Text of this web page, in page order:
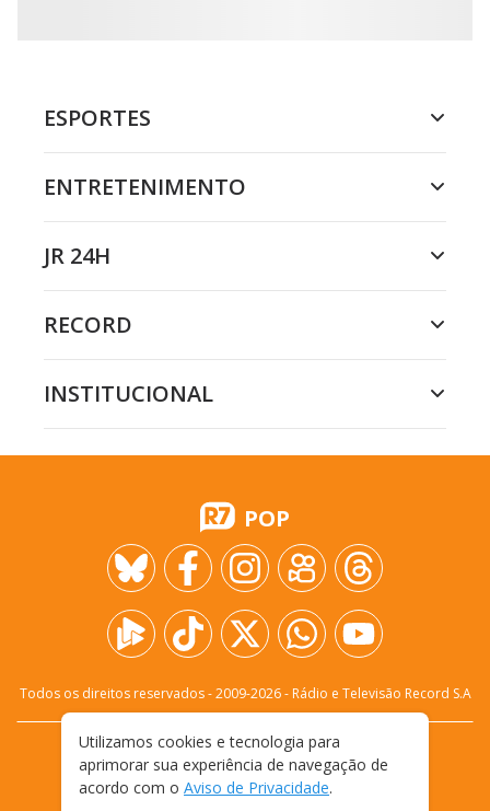
ESPORTES
ENTRETENIMENTO
JR 24H
RECORD
INSTITUCIONAL
POP
Todos os direitos reservados - 2009-2026- Rádio e Televisão Record S.A
FALE CONOSCO
PRIVACIDADE
TERMOS E CONDIÇÕES DE USO
Utilizamos cookies e tecnologia para
aprimorar sua experiência de navegação de
acordo com o Aviso de Privacidade.